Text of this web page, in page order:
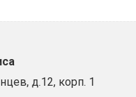
д.12, корп. 1